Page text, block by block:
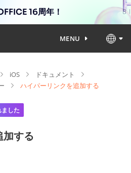
16周年！
MENU
iOS
ドキュメント
ハイパーリンクを追加する
した
する